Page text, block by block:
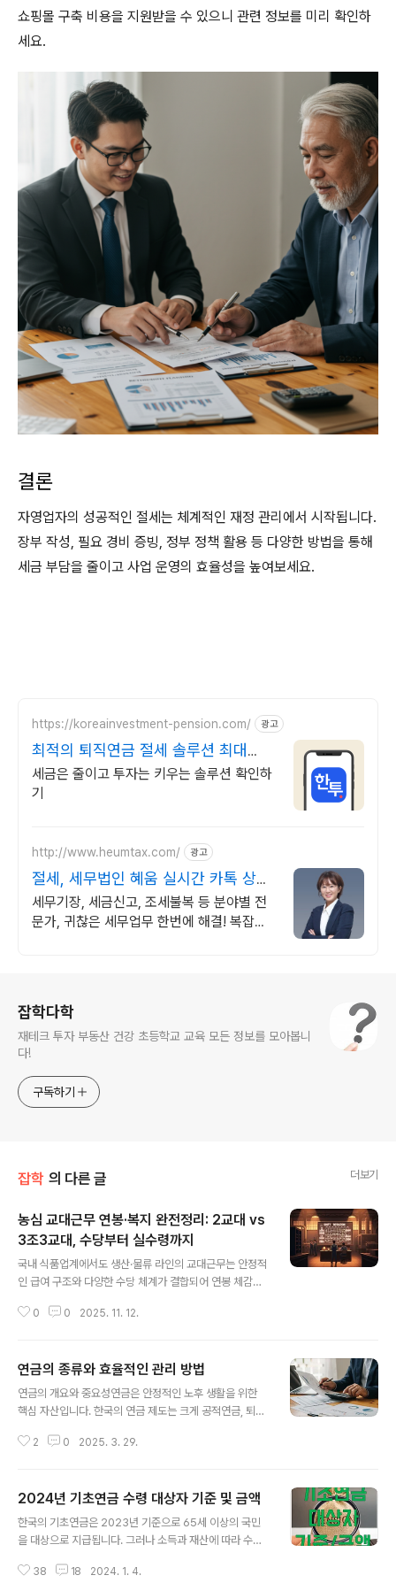
쇼핑몰 구축 비용을 지원받을 수 있으니 관련 정보를 미리 확인하
세요.
결론
자영업자의 성공적인 절세는 체계적인 재정 관리에서 시작됩니다.
장부 작성, 필요 경비 증빙, 정부 정책 활용 등 다양한 방법을 통해
세금 부담을 줄이고 사업 운영의 효율성을 높여보세요.
https://koreainvestment-pension.com/ 광고
최적의 퇴직연금 절세 솔루션 최대
148.5만원 절세
세금은 줄이고 투자는 키우는 솔루션 확인하
기
http://www.heumtax.com/ 광고
절세, 세무법인 혜움 실시간 카톡 상담
지원
세무기장, 세금신고, 조세불복 등 분야별 전
문가, 귀찮은 세무업무 한번에 해결! 복잡한
잡학다학
재테크 투자 부동산 건강 초등학교 교육 모든 정보를 모아봅니
다!
구독하기
잡학 의 다른 글 더보기
농심 교대근무 연봉·복지 완전정리: 2교대 vs
3조3교대, 수당부터 실수령까지
국내 식품업계에서도 생산·물류 라인의 교대근무는 안정적
인 급여 구조와 다양한 수당 체계가 결합되어 연봉 체감치
로 2교대·3조3교대 운영 비중이 높고, 교대수당·야간수당·
주간/야간을 번갈아 근무하는 방식으로 생산라인과 일부
원료/품질 관련 파트에서 운영 비중이 높습니다.3조3교대:
설비유지보전, 물류 운영 등 24시간 가동이 필요한 직무에
률을 유지합니다.주간 전용 직무: 공장회계·공장서무·안전·
0 0 2025. 11. 12.
연금의 종류와 효율적인 관리 방법
연금의 개요와 중요성연금은 안정적인 노후 생활을 위한
핵심 자산입니다. 한국의 연금 제도는 크게 공적연금, 퇴직
택연금과 일시납연금을 포함하면 5층 구조로 확장됩니다.
은 크게 다음과 같이 분류됩니다.공적연금: 국민연금과 특
수직역연금이 포함됩니다. 국민연금은 국가가 운영하며,
소득의 일부를 보험료로 납부하고 노후에 돌려받는 사회보
직업군을 대상으로 합니다.퇴직연금: 기업이 제공하는 확
2 0 2025. 3. 29.
2024년 기초연금 수령 대상자 기준 및 금액
한국의 기초연금은 2023년 기준으로 65세 이상의 국민
을 대상으로 지급됩니다. 그러나 소득과 재산에 따라 수령
5세 이상이어야 합니다. 2. 소득이 일정 기준 이하이어야
38 18 2024. 1. 4.